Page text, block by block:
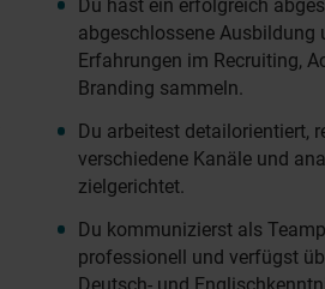
Du hast ein erfolgreich
abgeschlossene Ausbildung
Erfahrungen im Recruiting,
Branding sammeln.
Du arbeitest detailorientiert,
verschiedene Kanäle und
zielgerichtet.
Du kommunizierst als
professionell und verfügst